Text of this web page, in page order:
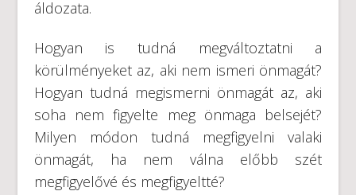
áldozata.
Hogyan is tudná megváltoztatni a
körülményeket az, aki nem ismeri önmagát?
Hogyan tudná megismerni önmagát az, aki
soha nem figyelte meg önmaga belsejét?
Milyen módon tudná megfigyelni valaki
önmagát, ha nem válna előbb szét
megfigyelővé és megfigyeltté?